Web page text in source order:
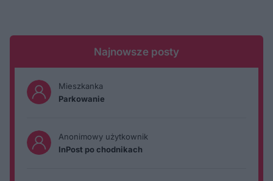
Najnowsze posty
Mieszkanka
Parkowanie
Anonimowy użytkownik
InPost po chodnikach